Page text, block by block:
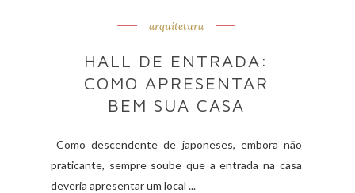
arquitetura
HALL DE ENTRADA:
COMO APRESENTAR
BEM SUA CASA
Como descendente de japoneses, embora não
praticante, sempre soube que a entrada na casa
deveria apresentar um local ...